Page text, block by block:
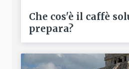
Che cos'è il caffè
prepara?